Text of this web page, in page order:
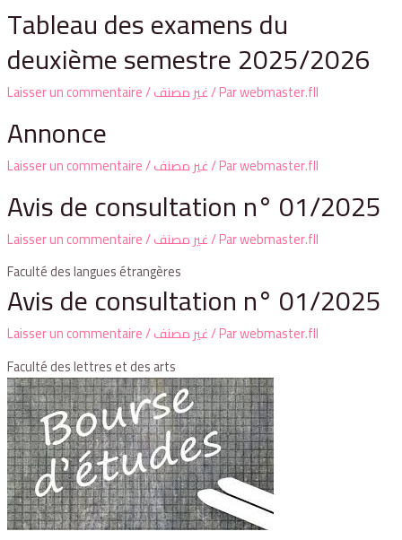
Tableau des examens du
deuxième semestre 2025/2026
Laisser un commentaire/غير مصنف/ Parwebmaster.fll
Annonce
Laisser un commentaire/غير مصنف/ Parwebmaster.fll
Avis de consultation n° 01/2025
Laisser un commentaire/غير مصنف/ Parwebmaster.fll
Faculté des langues étrangères
Avis de consultation n° 01/2025
Laisser un commentaire/غير مصنف/ Parwebmaster.fll
Faculté des lettres et des arts